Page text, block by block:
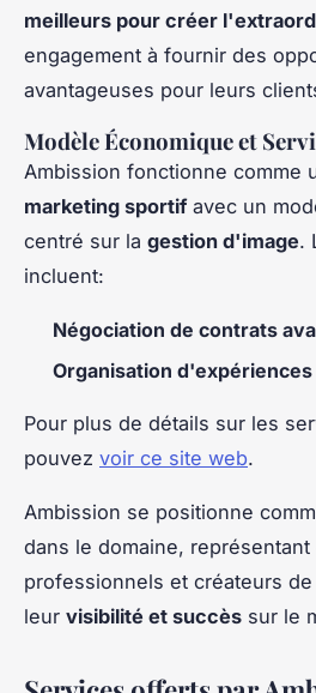
meilleurs pour créer
engagement à fournir des
avantageuses pour leurs
Modèle Économique et
Ambission fonctionne comme
marketing sportifavec un
centré sur la gestion d'image.
incluent:
Négociation de contrats
Organisation
Pour plus de détails sur les
pouvez voir ce site web.
Ambission se positionne
dans le domaine,
professionnels et créateurs
leur visibilité et succès sur le